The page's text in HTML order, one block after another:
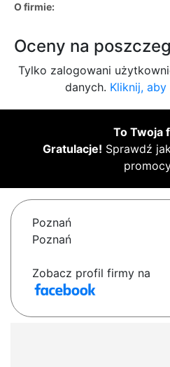
O firmie:
Oceny na
Tylko zalogowani
danych. Kliknij,
To Twoja
Gratulacje! Sprawdź
Poznań
Poznań
Zobacz profil firmy na